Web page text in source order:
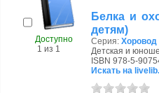
Доступно
1 из 1
Белка и
детям)
Серия: Хоровод
Детская и
ISBN 978-5-
Искать на